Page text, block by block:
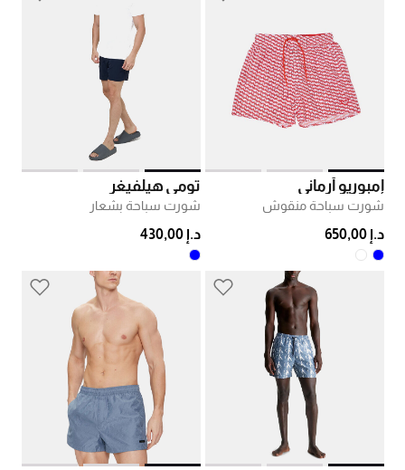
إمبوريو أرماني
شورت سباحة منقوش
د.إ 650,00
تومي هيلفيغر
شورت سباحة بشعار
د.إ 430,00